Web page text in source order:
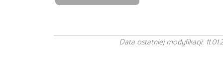
Data ostatniej modyfikacji: